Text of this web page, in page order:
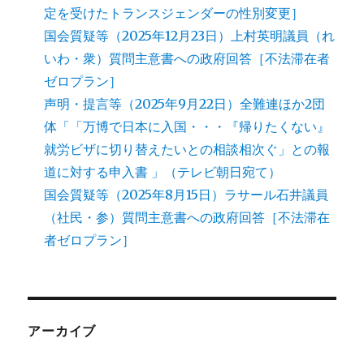
定を受けたトランスジェンダーの性別変更］
国会質疑等（2025年12月23日）上村英明議員（れ
いわ・衆）質問主意書への政府回答［不法滞在者
ゼロプラン］
声明・提言等（2025年9月22日）全難連ほか2団
体「「万博で日本に入国・・・『帰りたくない』
就労ビザに切り替えたいとの相談相次ぐ」との報
道に対する申入書 」（テレビ朝日宛て）
国会質疑等（2025年8月15日）ラサール石井議員
（社民・参）質問主意書への政府回答［不法滞在
者ゼロプラン］
アーカイブ